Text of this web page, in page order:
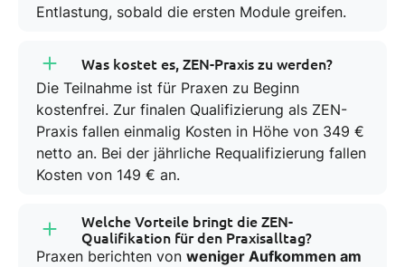
Entlastung, sobald die ersten Module greifen.
Was kostet es, ZEN-Praxis zu werden?
Die Teilnahme ist für Praxen zu Beginn
kostenfrei. Zur finalen Qualifizierung als ZEN-
Praxis fallen einmalig Kosten in Höhe von 349 €
netto an. Bei der jährliche Requalifizierung fallen
Kosten von 149 € an.
Welche Vorteile bringt die ZEN-
Qualifikation für den Praxisalltag?
Praxen berichten von weniger Aufkommen am